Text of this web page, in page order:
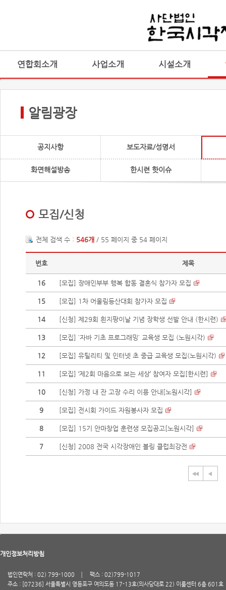
연합회소개 사업소개 시설소개
알림광장
공지사항 보도자료/성명서
화면해설방송 한시련 핫이슈
모집/신청
전체 검색 수 : 546개 / 55 페이지 중 54 페이지
번호 제목
16 [모집] 장애인부부 행복 합동 결혼식 참가자 모집
15 [모집] 1차 어울림등산대회 참가자 모집
14 [신청] 제29회 흰지팡이날 기념 장학생 선발 안내 (한시련)
13 [모집] `자바 기초 프로그래밍` 교육생 모집 (노원시각)
12 [모집] 유틸리티 및 인터넷 초 중급 교육생 모집(노원시각)
11 [모집] ‘제2회 마음으로 보는 세상’ 참여자 모집[한시련]
10 [신청] 가정 내 잔 고장 수리 이용 안내[노원시각]
9 [모집] 전시회 가이드 자원봉사자 모집
8 [모집] 15기 안마창업 훈련생 모집공고[노원시각]
7 [신청] 2008 전국 시각장애인 볼링 클럽최강전
개인정보처리방침
법인연락처 : 02) 799-1000
팩스 : 02)799-1017
주소 : [07236] 서울특별시 영등포구 여의도동 17-13호(의사당대로 22) 이룸센터 6층 601호